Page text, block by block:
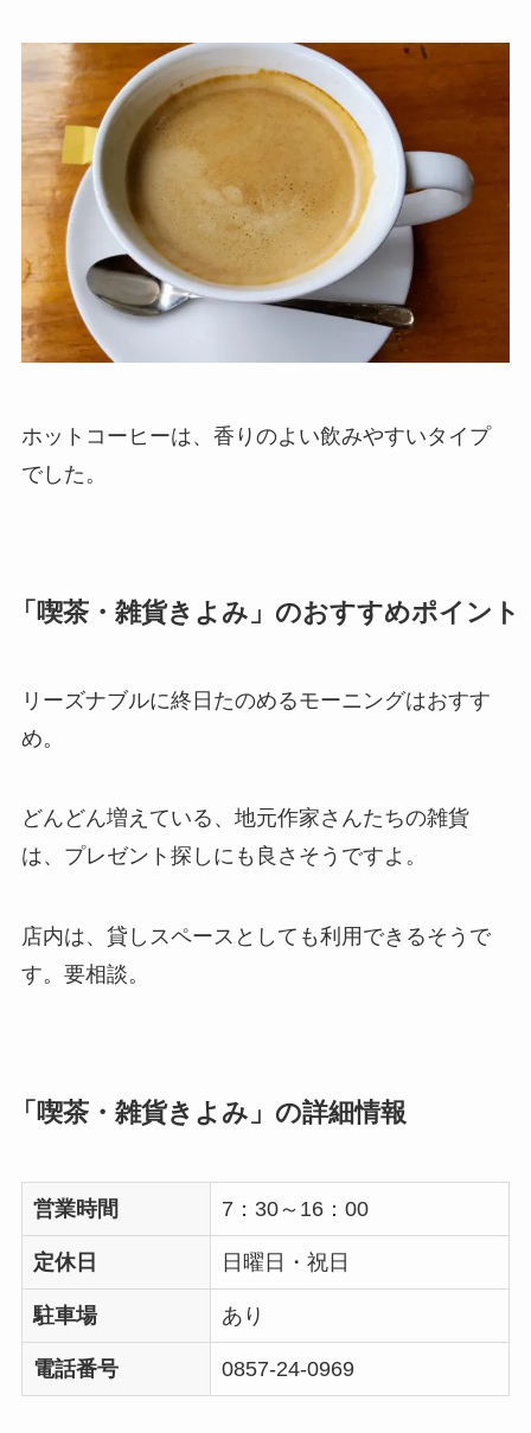
ホットコーヒーは、香りのよい飲みやすいタイプ
でした。
「喫茶・雑貨きよみ」のおすすめポイント
リーズナブルに終日たのめるモーニングはおすす
め。
どんどん増えている、地元作家さんたちの雑貨
は、プレゼント探しにも良さそうですよ。
店内は、貸しスペースとしても利用できるそうで
す。要相談。
「喫茶・雑貨きよみ」の詳細情報
営業時間 7：30～16：00
定休日 日曜日・祝日
駐車場 あり
電話番号 0857-24-0969